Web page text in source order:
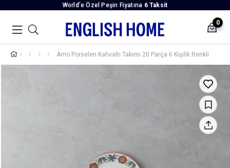
World’e Özel Peşin Fiyatına 6 Taksit
0
Arno Porselen Kahvaltı Takımı 20 Parça 6 Kişilik Renkli